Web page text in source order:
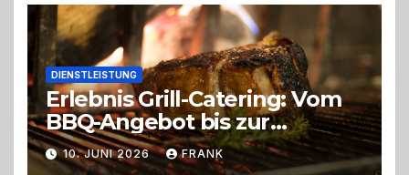
DIENSTLEISTUNG
Erlebnis Grill-Catering: Vom
BBQ-Angebot bis zur
perfekten Eventorganisation
Trend zu Outdoor-Events,
10. JUNI 2026 FRANK